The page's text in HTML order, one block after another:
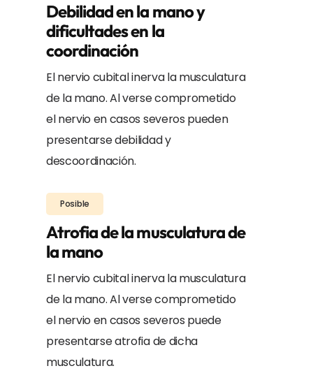
Debilidad en la mano y
dificultades en la
coordinación
El nervio cubital inerva la musculatura
de la mano. Al verse comprometido
el nervio en casos severos pueden
presentarse debilidad y
descoordinación.
Posible
Atrofia de la musculatura de
la mano
El nervio cubital inerva la musculatura
de la mano. Al verse comprometido
el nervio en casos severos puede
presentarse atrofia de dicha
musculatura.